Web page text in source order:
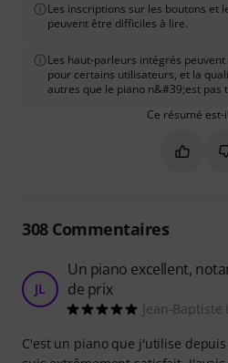
Les inscriptions sur les boutons et
peuvent être difficiles à lire.
Les haut-parleurs intégrés
pour certains utilisateurs, et la
autres que le piano n&#39;est pas
Ce résumé est-
308Commentaires
JL
Un piano excellent,
de prix
Jean-Baptiste
C'est un piano que j'utilise